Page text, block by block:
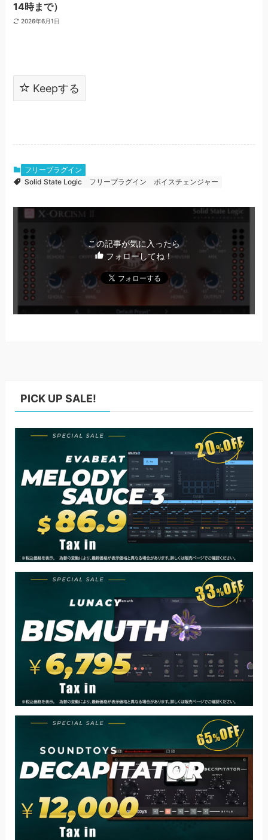
14時まで）
2026年6月1日
Keepする
フリープラグイン
Solid State Logic
フリープラグイン ボイスチェンジャー
この記事が気に入ったら
フォローしてね！
PICK UP SALE!